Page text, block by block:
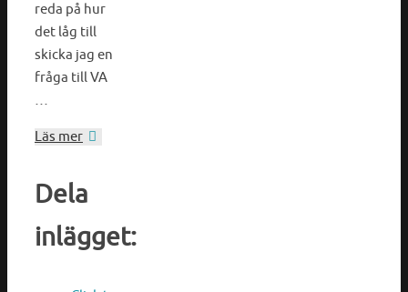
reda på hur
det låg till
skicka jag en
fråga till VA
…
Läs mer
Dela
inlägget: